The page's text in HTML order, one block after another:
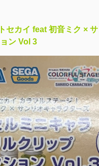
セカイ feat 初音ミク ×
ン Vol 3